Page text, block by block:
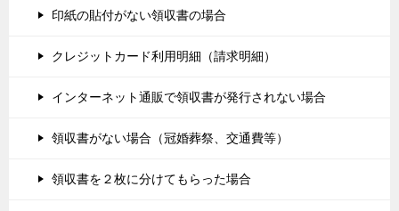
印紙の貼付がない領収書の場合
クレジットカード利用明細（請求明細）
インターネット通販で領収書が発行されない場合
領収書がない場合（冠婚葬祭、交通費等）
領収書を２枚に分けてもらった場合